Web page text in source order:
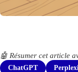
🤖 Résumer cet article
ChatGPT